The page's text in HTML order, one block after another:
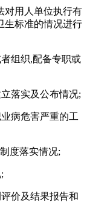
对用人单位执行有
生标准的情况进行
组织,配备专职或
落实及公布情况;
病危害严重的工
度落实情况;
价及结果报告和